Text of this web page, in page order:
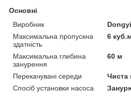
Основні
Виробник
Максимальна пропускна
здатність
6
Максимальна глибина
занурення
60 м
Перекачувані середи
Чиста
Спосіб установки насоса